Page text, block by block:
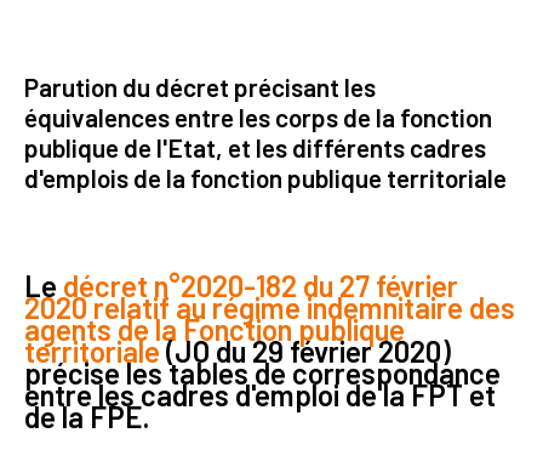
Parution du décret précisant les
équivalences entre les corps de la fonction
publique de l'Etat, et les différents cadres
d'emplois de la fonction publique territoriale
Le décret n°2020-182 du 27 février
2020 relatif au régime indemnitaire des
agents de la Fonction publique
territoriale(JO du 29 février 2020)
précise les tables de correspondance
entre les cadres d'emploi de la FPT et
de la FPE.